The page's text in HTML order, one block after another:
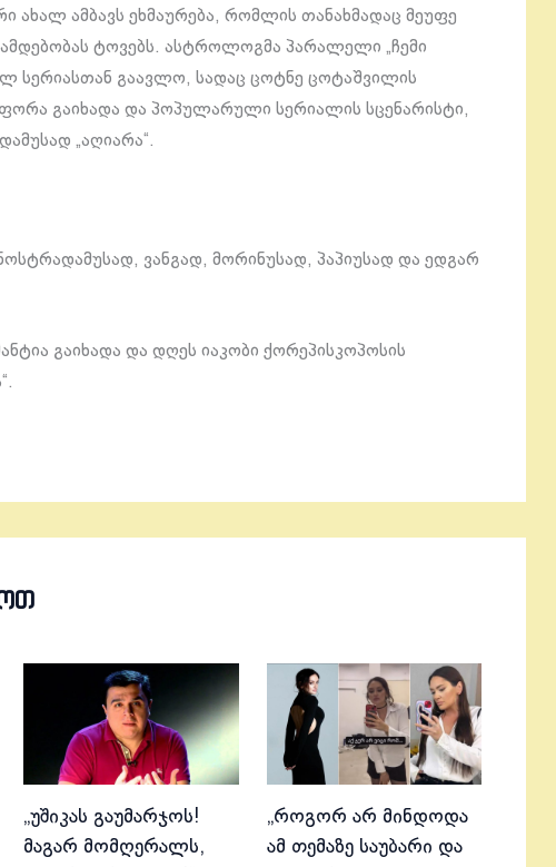
ახალ ამბავს ეხმაურება, რომლის თანახმადაც მეუფე
ტოვებს. ასტროლოგმა პარალელი „ჩემი
სერიასთან გაავლო, სადაც ცოტნე ცოტაშვილის
გაიხადა და პოპულარული სერიალის სცენარისტი,
„აღიარა“.
ვანგად, მორინუსად, პაპიუსად და ედგარ
გაიხადა და დღეს იაკობი ქორეპისკოპოსის
„უშიკას გაუმარჯოს!
მაგარ მომღერალს,
„როგორ არ მინდოდა
ამ თემაზე საუბარი და